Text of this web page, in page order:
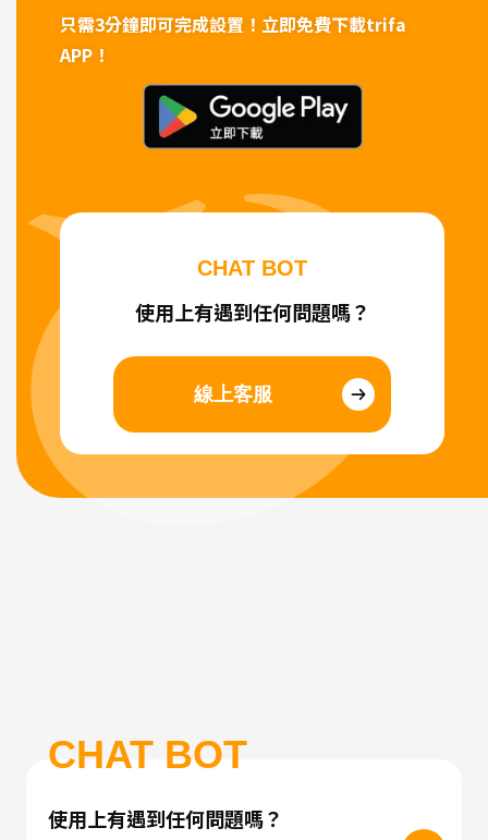
只需3分鐘即可完成設置！ 立即免費下載trifa
APP！
CHAT BOT
使用上有遇到任何問題嗎？
線上客服
CHAT BOT
使用上有遇到任何問題嗎？